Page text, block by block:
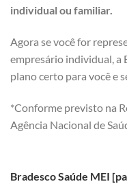
individual ou familiar.
Agora se você for
empresário individual, a
plano certo para você e
*Conforme previsto na
Agência Nacional de
Bradesco Saúde MEI